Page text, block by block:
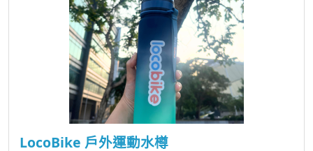
LocoBike 戶外運動水樽